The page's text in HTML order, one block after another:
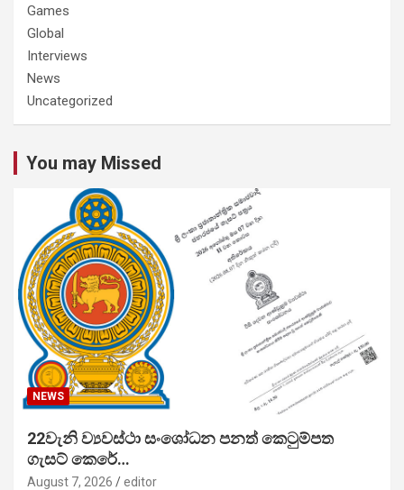
Games
Global
Interviews
News
Uncategorized
You may Missed
NEWS
22වැනි ව්‍යවස්ථා සංශෝධන පනත් කෙටුම්පත
ගැසට් කෙරේ…
August 7, 2026 editor